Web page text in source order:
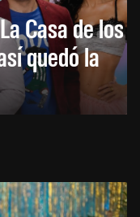
Casa de los
quedó la